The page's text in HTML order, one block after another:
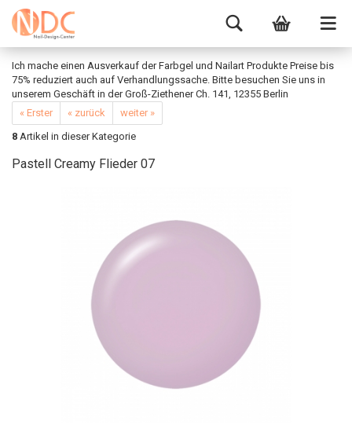
Ich mache einen Ausverkauf der Farbgel und Nailart Produkte Preise bis
75% reduziert auch auf Verhandlungssache. Bitte besuchen Sie uns in
unserem Geschäft in der Groß-Ziethener Ch. 141, 12355 Berlin
« Erster
« zurück
weiter »
8 Artikel in dieser Kategorie
Pastell Creamy Flieder 07